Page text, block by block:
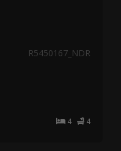
R5450167_NDR
4 4